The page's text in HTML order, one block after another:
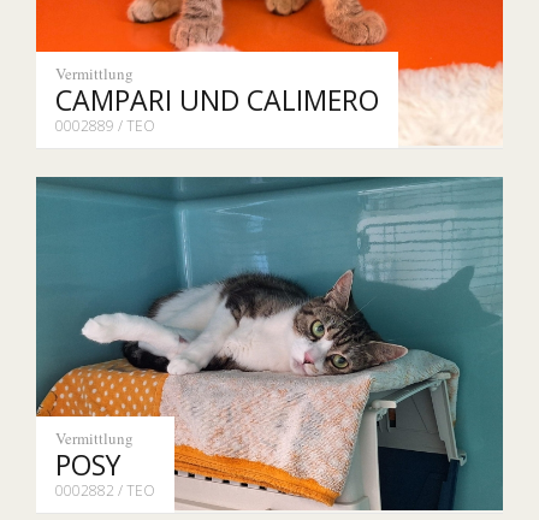
Vermittlung
CAMPARI UND CALIMERO
0002889 / TEO
Vermittlung
POSY
0002882 / TEO